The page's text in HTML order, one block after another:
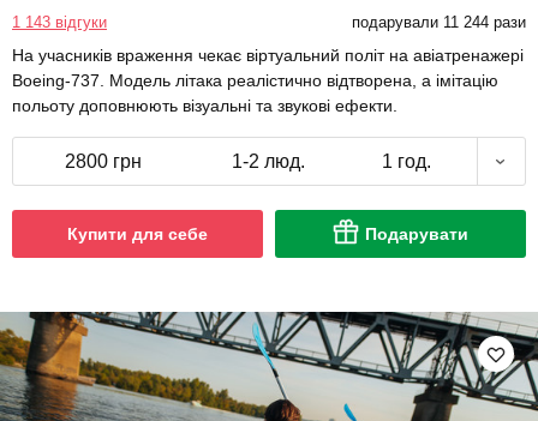
1 143 відгуки подарували 11 244 рази
На учасників враження чекає віртуальний політ на авіатренажері
Boeing-737. Модель літака реалістично відтворена, а імітацію
польоту доповнюють візуальні та звукові ефекти.
2800 грн 1-2 люд. 1 год.
Купити для себе Подарувати